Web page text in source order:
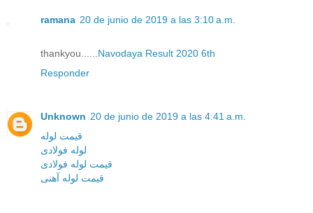
ramana 20 de junio de 2019 a las 3:10 a.m.
thankyou...... Navodaya Result 2020 6th
Responder
Unknown 20 de junio de 2019 a las 4:41 a.m.
قیمت لوله
لوله فولادی
قیمت لوله فولادی
قیمت لوله آهنی